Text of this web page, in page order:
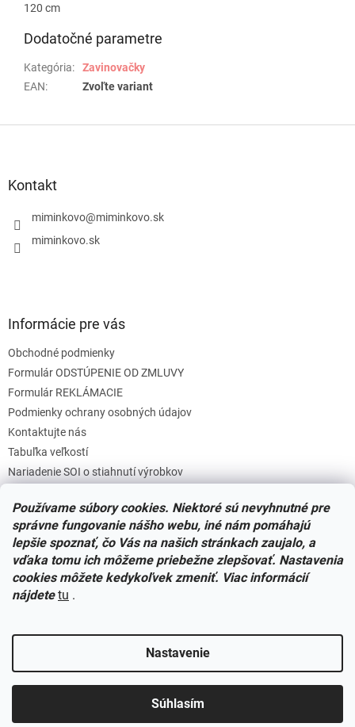
Používame súbory cookies. Niektoré sú nevyhnutné pre
správne fungovanie nášho webu, iné nám pomáhajú
lepšie spoznať, čo Vás na našich stránkach zaujalo, a
vďaka tomu ich môžeme priebežne zlepšovať. Nastavenia
cookies môžete kedykoľvek zmeniť. Viac informácií
nájdete tu .
Nastavenie
Súhlasím
120 cm
Dodatočné parametre
Kategória:
Zavinovačky
EAN: Zvoľte variant
Kontakt
miminkovo@miminkovo.sk
miminkovo.sk
Informácie pre vás
Obchodné podmienky
Formulár ODSTÚPENIE OD ZMLUVY
Formulár REKLÁMACIE
Podmienky ochrany osobných údajov
Kontaktujte nás
Tabuľka veľkostí
Nariadenie SOI o stiahnutí výrobkov
Zásady súborov COOKIES
Facebook
Vytvoril Shoptet
Miminkovo.sk. Všetky práva vyhradené.